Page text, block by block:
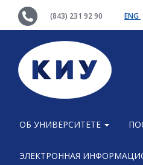
(843) 231 92 90 ENG
ОБ УНИВЕРСИТЕТЕ
ЭЛЕКТРОННАЯ